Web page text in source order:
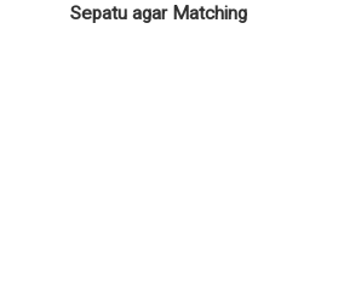
Sepatu agar Matching